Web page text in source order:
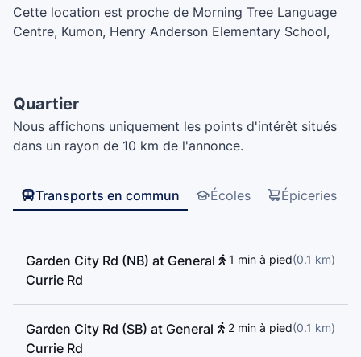
Cette location est proche de Morning Tree Language
Centre, Kumon, Henry Anderson Elementary School,
Summit Life Education, St Paul School, Sylvan,
Howard DeBeck Elementary, MathConcept Learning
Centre, Richmond Secondary School, W.D. Ferris
Quartier
Nous affichons uniquement les points d'intérêt situés
dans un rayon de 10 km de l'annonce.
Transports en commun Écoles Épiceries
Garden City Rd (NB) at General
Currie Rd
1 min à pied(0.1 km)
Garden City Rd (SB) at General
Currie Rd
2 min à pied(0.1 km)